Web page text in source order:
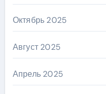
Октябрь 2025
Август 2025
Апрель 2025